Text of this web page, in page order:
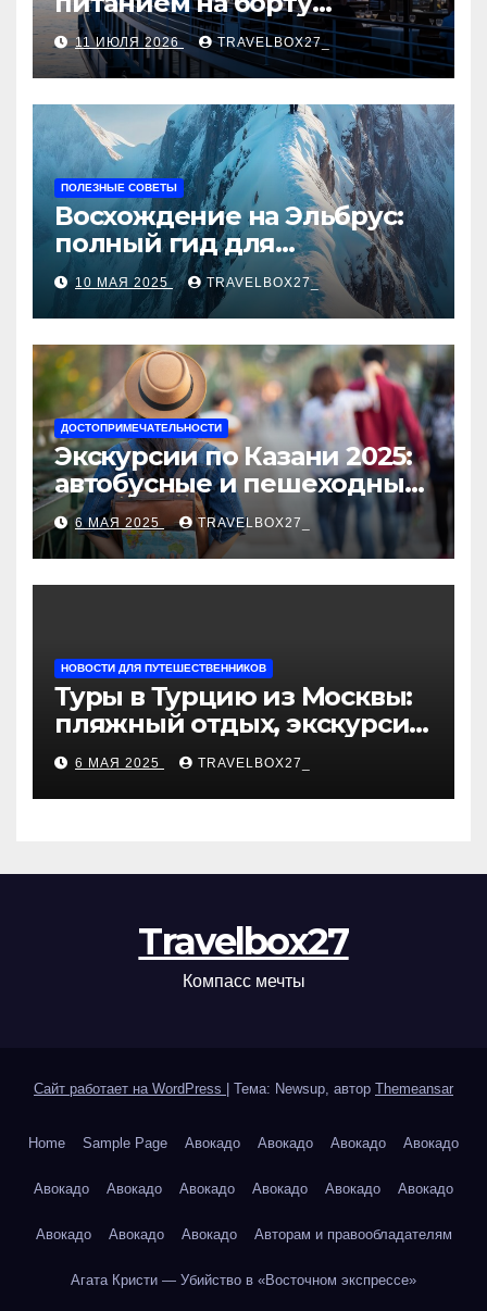
теплохода
11 ИЮЛЯ 2026 TRAVELBOX27_
ПОЛЕЗНЫЕ СОВЕТЫ
Восхождение на Эльбрус:
полный гид для
покорителя высочайшей
вершины Европы
10 МАЯ 2025 TRAVELBOX27_
ДОСТОПРИМЕЧАТЕЛЬНОСТИ
Экскурсии по Казани 2025:
автобусные и пешеходные
туры от туроператора
«Казан360»
6 МАЯ 2025 TRAVELBOX27_
НОВОСТИ ДЛЯ ПУТЕШЕСТВЕННИКОВ
Туры в Турцию из Москвы:
пляжный отдых, экскурсии
и лучшие курорты
6 МАЯ 2025 TRAVELBOX27_
Travelbox27
Компасс мечты
Сайт работает на WordPress Тема: Newsup, автор Themeansar
Home Sample Page Авокадо Авокадо Авокадо Авокадо
Авокадо Авокадо Авокадо Авокадо Авокадо Авокадо
Авокадо Авокадо Авокадо Авторам и правообладателям
Агата Кристи — Убийство в «Восточном экспрессе»